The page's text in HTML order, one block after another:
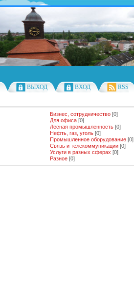
ВЫХОД ВХОД RSS
Бизнес, сотрудничество [0]
Для офиса [0]
Лесная промышленность [0]
Нефть, газ, уголь [0]
Промышленное оборудование [0]
Связь и телекоммуникации [0]
Услуги в разных сферах [0]
Разное [0]